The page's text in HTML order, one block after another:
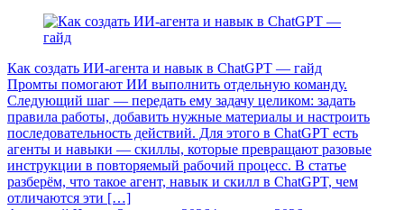
Как создать ИИ-агента и навык в ChatGPT — гайд
Промты помогают ИИ выполнить отдельную команду.
Следующий шаг — передать ему задачу целиком: задать
правила работы, добавить нужные материалы и настроить
последовательность действий. Для этого в ChatGPT есть
агенты и навыки — скиллы, которые превращают разовые
инструкции в повторяемый рабочий процесс. В статье
разберём, что такое агент, навык и скилл в ChatGPT, чем
отличаются эти […]